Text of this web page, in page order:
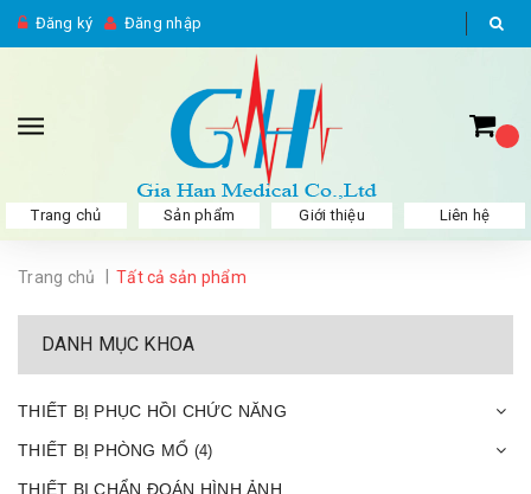
Đăng ký Đăng nhập
Trang chủ Sản phẩm Giới thiệu Liên hệ
Trang chủ Tất cả sản phẩm
DANH MỤC KHOA
THIẾT BỊ PHỤC HỒI CHỨC NĂNG
THIẾT BỊ PHÒNG MỔ (4)
THIẾT BỊ CHẨN ĐOÁN HÌNH ẢNH